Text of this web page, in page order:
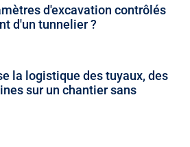
d'excavation contrôlés
d'un tunnelier ?
la logistique des tuyaux, des
sur un chantier sans